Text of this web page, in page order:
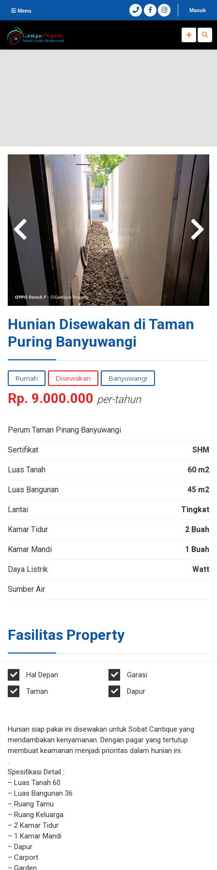
Menu Masuk
Hunian Disewakan di Taman
Puring Banyuwangi
Rumah Disewakan Banyuwangi
Rp. 9.000.000 per-tahun
Perum Taman Pinang Banyuwangi
Sertifikat SHM
Luas Tanah 60 m2
Luas Bangunan 45 m2
Lantai Tingkat
Kamar Tidur 2 Buah
Kamar Mandi 1 Buah
Daya Listrik Watt
Sumber Air
Fasilitas Property
Hal Depan
Garasi
Taman
Dapur
Hunian siap pakai ini disewakan untuk Sobat Cantique yang
mendambakan kenyamanan. Dengan pagar yang tertutup
membuat keamanan menjadi prioritas dalam hunian ini.
.
Spesifikasi Detail :
– Luas Tanah 60
– Luas Bangunan 36
– Ruang Tamu
– Ruang Keluarga
– 2 Kamar Tidur
– 1 Kamar Mandi
– Dapur
– Carport
– Garden